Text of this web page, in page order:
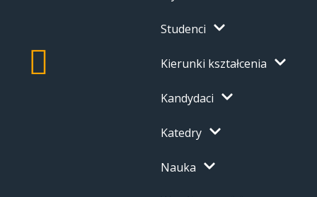
Studenci
Kierunki kształcenia
Kandydaci
Katedry
Nauka